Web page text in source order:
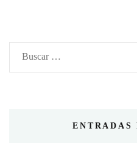
Buscar:
ENTRADAS